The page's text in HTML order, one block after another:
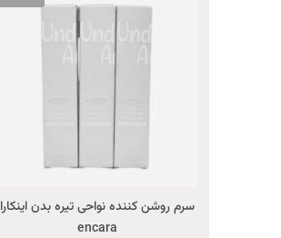
سرم روشن کننده نواحی تیره بدن اینکارا
encara